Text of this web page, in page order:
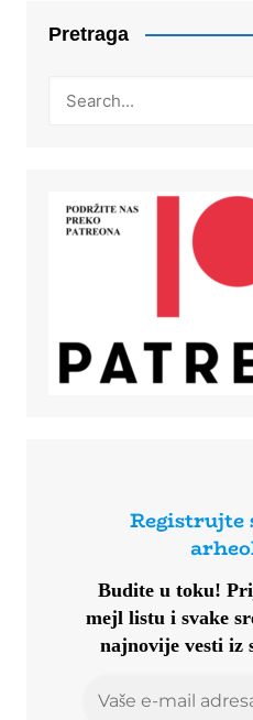
Pretraga
Registrujte
Budite u toku!
mejl listu i svake
najnovije vesti iz